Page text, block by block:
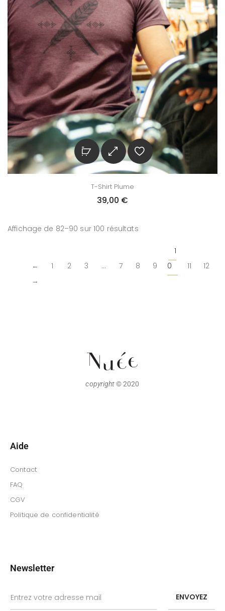
T-Shirt Plume
39,00 €
Affichage de 82–90 sur 100 résultats
← 1 2 3 … 7 8 9
1
0
11
12
→
copyright© 2020
Aide
Contact
FAQ
CGV
Politique de confidentialité
Newsletter
ENVOYEZ